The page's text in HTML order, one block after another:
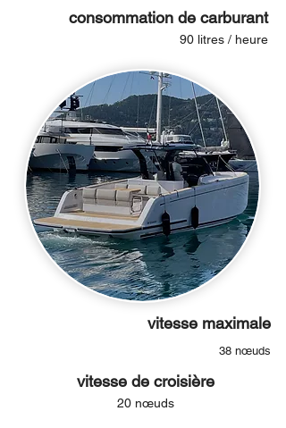
consommation de carburant
90 litres / heure
vitesse maximale
38 nœuds
vitesse de croisière
20 nœuds